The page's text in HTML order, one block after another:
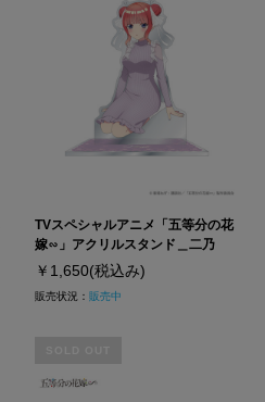
TVスペシャルアニメ「五等分の花
嫁∽」アクリルスタンド＿二乃
￥1,650(税込み)
販売状況：販売中